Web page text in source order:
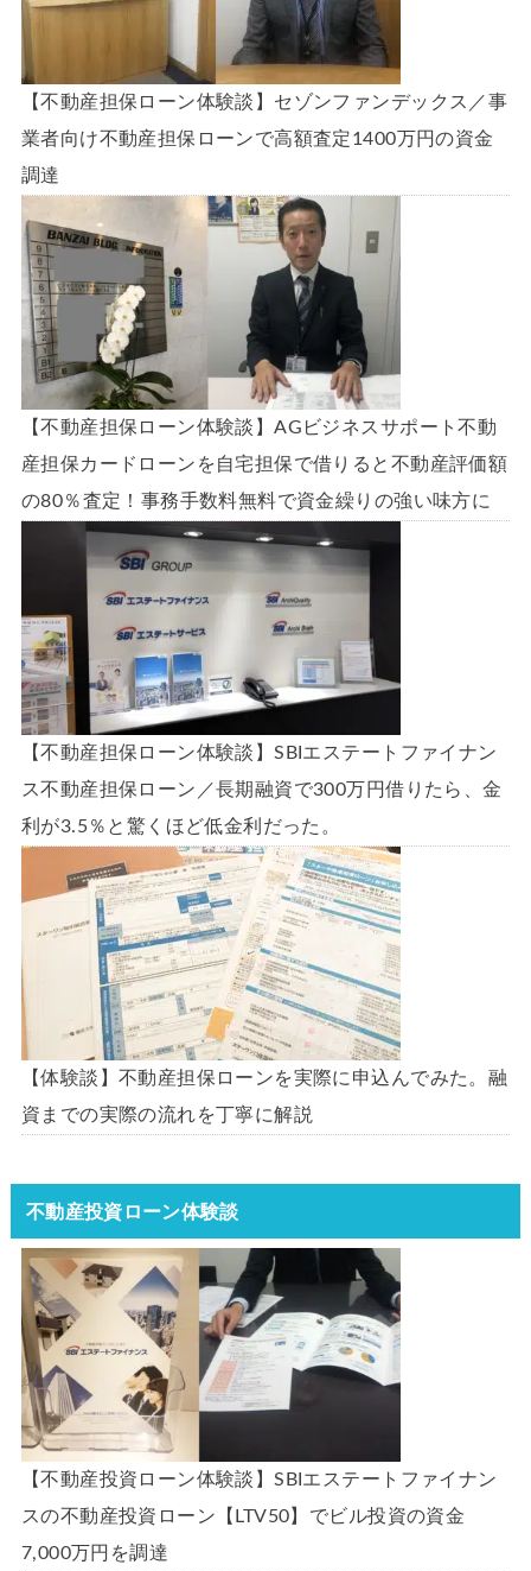
【不動産担保ローン体験談】セゾンファンデックス／事
業者向け不動産担保ローンで高額査定1400万円の資金
調達
【不動産担保ローン体験談】AGビジネスサポート不動
産担保カードローンを自宅担保で借りると不動産評価額
の80％査定！事務手数料無料で資金繰りの強い味方に
【不動産担保ローン体験談】SBIエステートファイナン
ス不動産担保ローン／長期融資で300万円借りたら、金
利が3.5％と驚くほど低金利だった。
【体験談】不動産担保ローンを実際に申込んでみた。融
資までの実際の流れを丁寧に解説
不動産投資ローン体験談
【不動産投資ローン体験談】SBIエステートファイナン
スの不動産投資ローン【LTV50】でビル投資の資金
7,000万円を調達